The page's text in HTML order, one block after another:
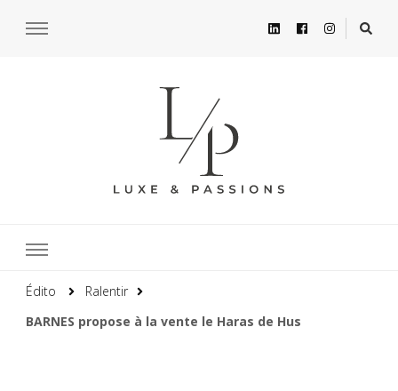
Édito
Ralentir
BARNES propose à la vente le Haras de Hus